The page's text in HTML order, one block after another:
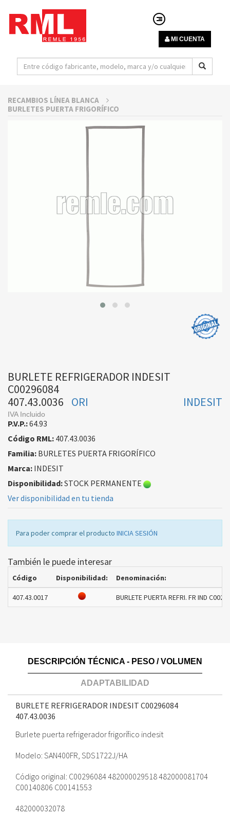
MI CUENTA
RECAMBIOS LÍNEA BLANCA
BURLETES PUERTA FRIGORÍFICO
BURLETE REFRIGERADOR INDESIT
C00296084
407.43.0036
INDESIT
ORI
IVA Incluido
P.V.P.:64.93
Código RML: 407.43.0036
Familia: BURLETES PUERTA FRIGORÍFICO
Marca: INDESIT
Disponibilidad:STOCK PERMANENTE
Ver disponibilidad en tu tienda
Para poder comprar el producto INICIA SESIÓN
También le puede interesar
Código Disponibilidad: Denominación:
407.43.0017 BURLETE PUERTA REFRI. FR IND
DESCRIPCIÓN TÉCNICA - PESO / VOLUMEN
ADAPTABILIDAD
BURLETE REFRIGERADOR INDESIT C00296084
407.43.0036
Burlete puerta refrigerador frigorífico indesit
Modelo: SAN400FR, SDS1722J/HA
Código original: C00296084 482000029518 482000081704
C00140806 C00141553
482000032078